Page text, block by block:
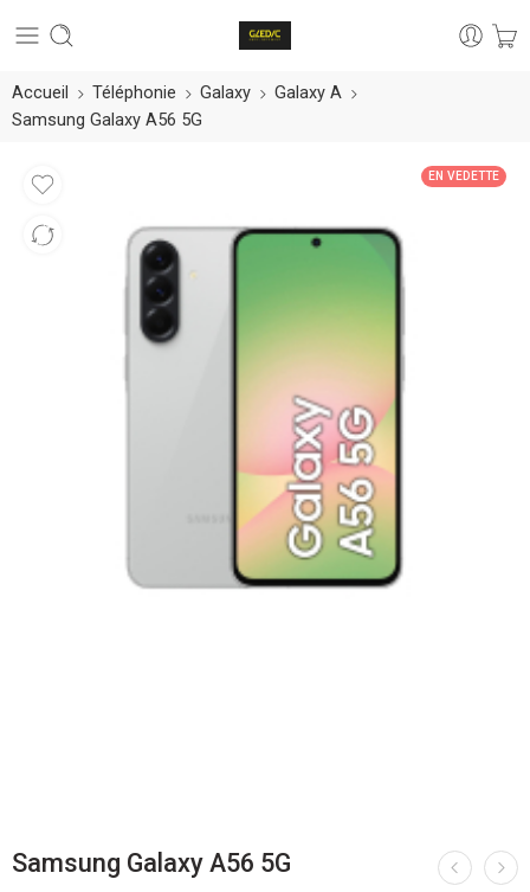
Accueil Téléphonie Galaxy
Galaxy A
Samsung Galaxy A56 5G
EN VEDETTE
Samsung Galaxy A56 5G